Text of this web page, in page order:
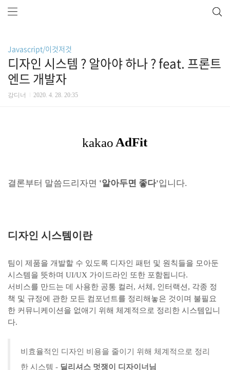
Javascript/이것저것
디자인 시스템 ? 알아야 하나 ? feat. 프론트
엔드 개발자
강디너 2020. 4. 28. 20:35
결론부터 말씀드리자면 '알아두면 좋다'입니다.
디자인 시스템이란
팀이 제품을 개발할 수 있도록 디자인 패턴 및 원칙들을 모아둔
시스템을 뜻하며 UI/UX 가이드라인 또한 포함됩니다.
서비스를 만드는 데 사용한 공통 컬러, 서체, 인터랙션, 각종 정
책 및 규정에 관한 모든 컴포넌트를 정리해놓은 것이며 불필요
한 커뮤니케이션을 없애기 위해 체계적으로 정리한 시스템입니
다.
비효율적인 디자인 비용을 줄이기 위해 체계적으로 정리
한 시스템 - 딜리셔스 멋쟁이 디자이너님